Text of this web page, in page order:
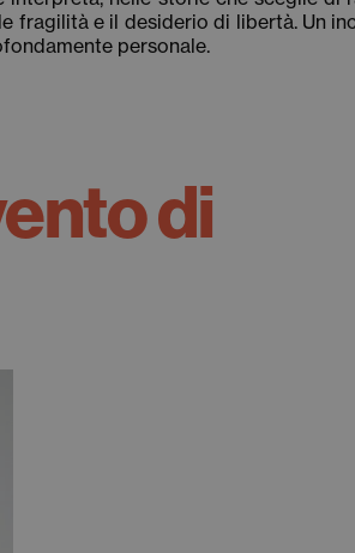
fragilità e il desiderio di libertà. Un
personale.
di